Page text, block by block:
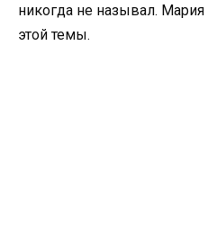
никогда не называл. Мария
этой темы.